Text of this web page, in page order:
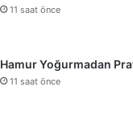
11 saat önce
Hamur Yoğurmadan
11 saat önce